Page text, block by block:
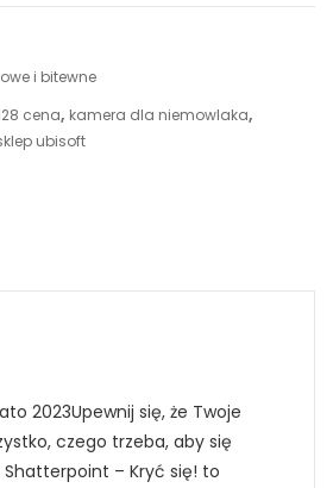
i bitewne
cena, kamera dla niemowlaka,
ubisoft
2023Upewnij się, że Twoje
czego trzeba, aby się
Shatterpoint – Kryć się! to